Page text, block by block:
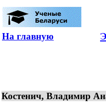
На главную
Костенич, Владимир